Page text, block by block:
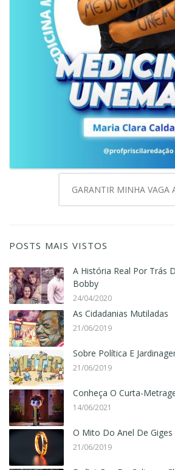
GARANTIR MINHA VAGA
POSTS MAIS VISTOS
A História Real Por Trás
Bobby
24/04/2020
As Cidadanias Mutiladas
21/06/2019
Sobre Política E
21/06/2019
Conheça O Curta-
14/06/2021
O Mito Do Anel De
21/06/2019